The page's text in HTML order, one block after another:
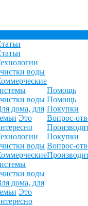
воды
воды
дома, для
Это
воды
воды
дома, для
Это
Помощь
Помощь
Покупки
Вопрос-
Покупки
Вопрос-